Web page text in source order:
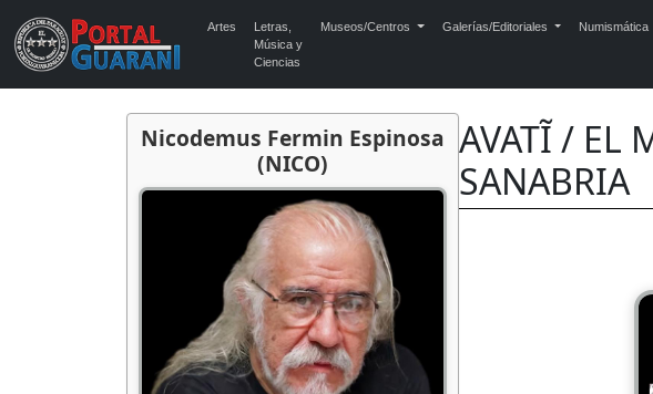
Artes
Letras,
Música y
Ciencias
Museos/Centros Galerías/Editoriales Numismática
Nicodemus Fermin Espinosa
(NICO)
AVATĨ / EL
SANABRIA